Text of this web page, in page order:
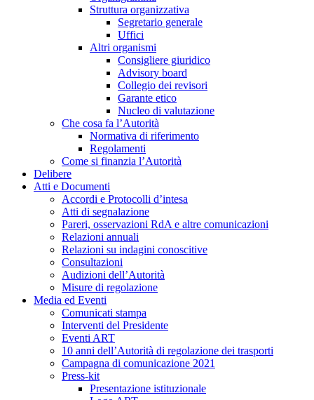
Struttura organizzativa
Segretario generale
Uffici
Altri organismi
Consigliere giuridico
Advisory board
Collegio dei revisori
Garante etico
Nucleo di valutazione
Che cosa fa l’Autorità
Normativa di riferimento
Regolamenti
Come si finanzia l’Autorità
Delibere
Atti e Documenti
Accordi e Protocolli d’intesa
Atti di segnalazione
Pareri, osservazioni RdA e altre comunicazioni
Relazioni annuali
Relazioni su indagini conoscitive
Consultazioni
Audizioni dell’Autorità
Misure di regolazione
Media ed Eventi
Comunicati stampa
Interventi del Presidente
Eventi ART
10 anni dell’Autorità di regolazione dei trasporti
Campagna di comunicazione 2021
Press-kit
Presentazione istituzionale